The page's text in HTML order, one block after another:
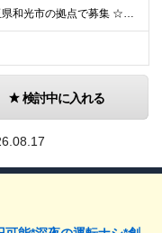
☆東京都豊島区／埼玉県和光市の拠点で募集 ☆バイク・自転車通勤OK！ ☆交通費全額支給 【本社／池袋営業所】 東京都豊島区東池袋2-38-20 【和光事務所】 埼玉県和光市新倉7-9-1 ※勤務
検討中に入れる